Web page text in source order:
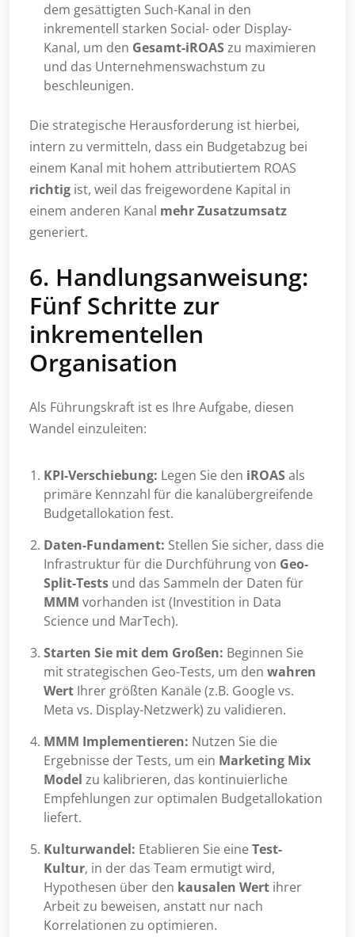
dem gesättigten Such-Kanal in den
inkrementell starken Social- oder Display-
Kanal, um den Gesamt-iROASzu maximieren
und das Unternehmenswachstum zu
beschleunigen.
Die strategische Herausforderung ist hierbei,
intern zu vermitteln, dass ein Budgetabzug bei
einem Kanal mit hohem attributiertem ROAS
richtig ist, weil das freigewordene Kapital in
einem anderen Kanal mehr Zusatzumsatz
generiert.
6. Handlungsanweisung:
Fünf Schritte zur
inkrementellen
Organisation
Als Führungskraft ist es Ihre Aufgabe, diesen
Wandel einzuleiten:
KPI-Verschiebung: Legen Sie den iROASals
primäre Kennzahl für die kanalübergreifende
Budgetallokation fest.
Daten-Fundament: Stellen Sie sicher, dass die
Infrastruktur für die Durchführung von Geo-
Split-Tests und das Sammeln der Daten für
MMM vorhanden ist (Investition in Data
Science und MarTech).
Starten Sie mit dem Großen: Beginnen Sie
mit strategischen Geo-Tests, um den wahren
Wert Ihrer größten Kanäle (z.B. Google vs.
Meta vs. Display-Netzwerk) zu validieren.
MMM Implementieren: Nutzen Sie die
Ergebnisse der Tests, um ein Marketing Mix
Model zu kalibrieren, das kontinuierliche
Empfehlungen zur optimalen Budgetallokation
liefert.
Kulturwandel: Etablieren Sie eine Test-
Kultur, in der das Team ermutigt wird,
Hypothesen über den kausalen Wert ihrer
Arbeit zu beweisen, anstatt nur nach
Korrelationen zu optimieren.